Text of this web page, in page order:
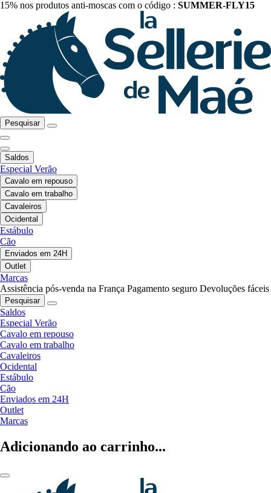
15% nos produtos anti-moscas com o código : SUMMER-FLY15
Pesquisar
Saldos
Especial Verão
Cavalo em repouso
Cavalo em trabalho
Cavaleiros
Ocidental
Estábulo
Cão
Enviados em 24H
Outlet
Marcas
Assistência pós-venda na França Pagamento seguro Devoluções fáceis
Pesquisar
Saldos
Especial Verão
Cavalo em repouso
Cavalo em trabalho
Cavaleiros
Ocidental
Estábulo
Cão
Enviados em 24H
Outlet
Marcas
Adicionando ao carrinho...